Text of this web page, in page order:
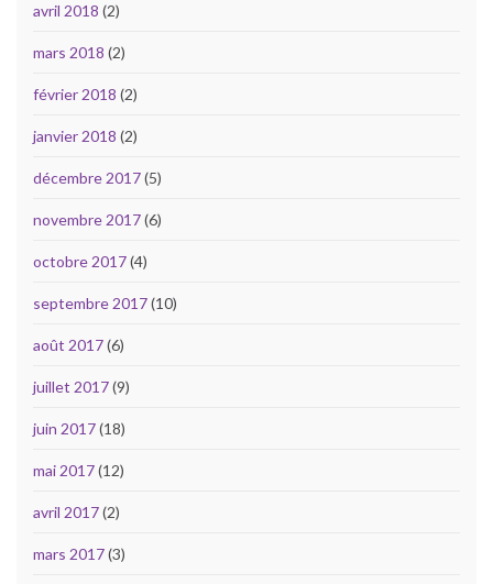
avril 2018 (2)
mars 2018 (2)
février 2018 (2)
janvier 2018 (2)
décembre 2017(5)
novembre 2017(6)
octobre 2017(4)
septembre 2017(10)
août 2017(6)
juillet 2017(9)
juin 2017(18)
mai 2017(12)
avril 2017(2)
mars 2017(3)